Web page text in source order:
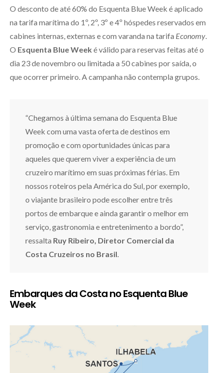
O desconto de até 60% do Esquenta Blue Week é aplicado
na tarifa marítima do 1º, 2º, 3º e 4º hóspedes reservados em
cabines internas, externas e com varanda na tarifa Economy.
O Esquenta Blue Week é válido para reservas feitas até o
dia 23 de novembro ou limitada a 50 cabines por saída, o
que ocorrer primeiro. A campanha não contempla grupos.
“Chegamos à última semana do Esquenta Blue
Week com uma vasta oferta de destinos em
promoção e com oportunidades únicas para
aqueles que querem viver a experiência de um
cruzeiro marítimo em suas próximas férias. Em
nossos roteiros pela América do Sul, por exemplo,
o viajante brasileiro pode escolher entre três
portos de embarque e ainda garantir o melhor em
serviço, gastronomia e entretenimento a bordo”,
ressalta Ruy Ribeiro, Diretor Comercial da
Costa Cruzeiros no Brasil.
Embarques da Costa no Esquenta Blue
Week